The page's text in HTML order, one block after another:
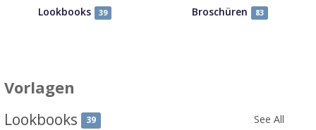
Lookbooks 39 Broschüren 83
Vorlagen
Lookbooks 39 See All